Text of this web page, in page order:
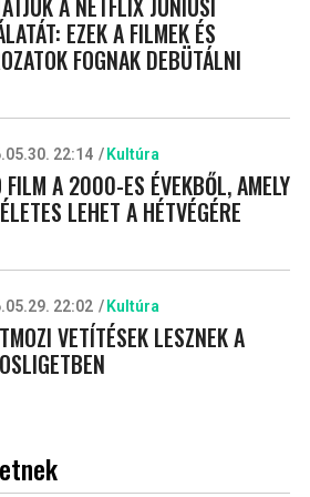
EZEK A FILMEK ÉS
FOGNAK DEBÜTÁLNI
22:14 Kultúra
FILM A 2000-ES ÉVEKBŐL, AMELY
LEHET A HÉTVÉGÉRE
22:02 Kultúra
VETÍTÉSEK LESZNEK A